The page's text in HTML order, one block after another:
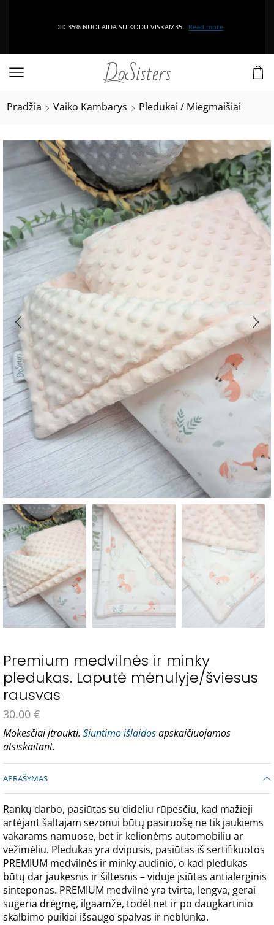
35% NUOLAIDA SU KODU VISKAM35 Read more
Pradžia Vaiko Kambarys Pledukai / Miegmaišiai
Premium medvilnės ir minky
pledukas. Laputė mėnulyje/šviesus
rausvas
30.00 €
Mokesčiai įtraukti. Siuntimo išlaidosapskaičiuojamos
atsiskaitant.
APRAŠYMAS
Rankų darbo, pasiūtas su dideliu rūpesčiu, kad mažieji
artėjant šaltajam sezonui būtų pasiruošę ne tik jaukiems
vakarams namuose, bet ir kelionėms automobiliu ar
vežimėliu. Pledukas yra dvipusis, pasiūtas iš sertifikuotos
PREMIUM medvilnės ir minky audinio, o kad pledukas
būtų dar jaukesnis ir šiltesnis – viduje įsiūtas antialerginis
sinteponas. PREMIUM medvilnė yra tvirta, lengva, gerai
sugeria drėgmę, ilgaamžė, todėl net ir po daugkartinio
skalbimo puikiai išsaugo spalvas ir neblunka.